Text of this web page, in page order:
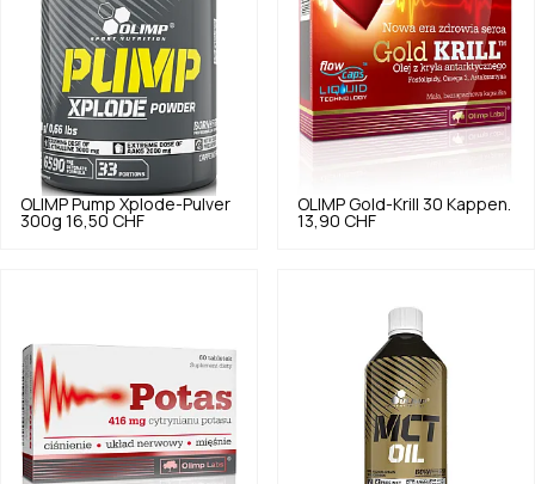
OLIMP Pump Xplode-Pulver
300g 16,50 CHF
OLIMP Gold-Krill 30 Kappen.
13,90 CHF